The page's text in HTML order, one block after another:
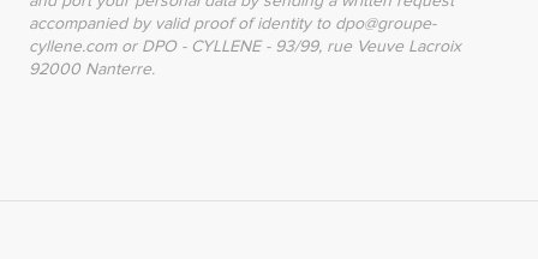
accompanied by valid proof of identity to dpo@groupe-
cyllene.com or DPO - CYLLENE - 93/99, rue Veuve Lacroix
92000 Nanterre.